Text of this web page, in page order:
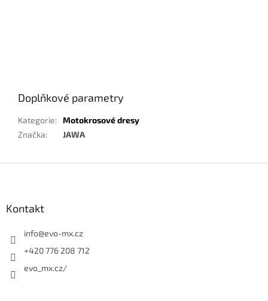
Doplňkové parametry
Kategorie: Motokrosové dresy
Značka: JAWA
Kontakt
info@evo-mx.cz
+420 776 208 712
evo_mx.cz/